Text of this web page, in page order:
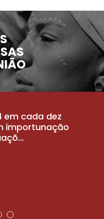
em cada dez
importunação